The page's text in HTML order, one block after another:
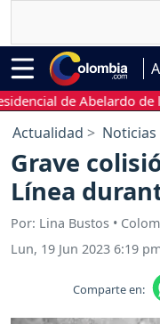
de Abelardo de la
Actualidad Noticias
Grave
Línea
Por: Lina Bustos •
Lun, 19 Jun 2023 6:19
Comparte en: